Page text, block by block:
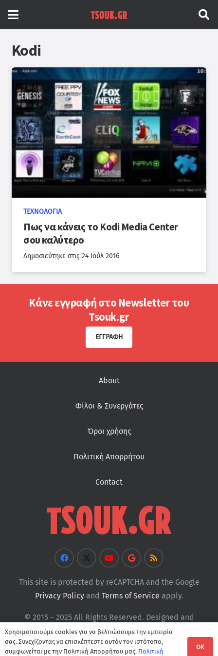
Kodi
ΤΕΧΝΟΛΟΓΊΑ
Πως να κάνεις το Kodi Media Center
σου καλύτερο
Δημοσιεύτηκε στις 24 Ιούλ 2016
Κάνε εγγραφή στο Newsletter του
Tsouk.gr
ΕΓΓΡΑΦΉ
About
Φίλοι & Συνεργάτες
Όροι χρήσης
Πολιτική Απορρήτου
Contact
This site is protected by reCAPTCHA and the Google
Privacy Policyand Terms of Service apply.
© 2015 – 2025 All Rights Reserved. Designed and
Developed byTsouk
Χρησιμοποιούμε cookies για να βελτιώσουμε την εμπειρία
σας. Συνεχίζοντας να επισκέπτεστε αυτόν τον ιστότοπο,
συμφωνείται με την Πολιτική Απορρήτου μας. Πολιτική
OK